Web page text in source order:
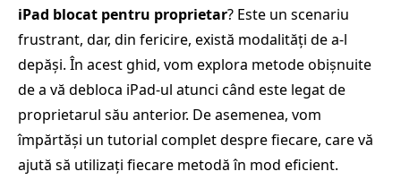
iPad blocat pentru proprietar? Este un scenariu
frustrant, dar, din fericire, există modalități de a-l
depăși. În acest ghid, vom explora metode obișnuite
de a vă debloca iPad-ul atunci când este legat de
proprietarul său anterior. De asemenea, vom
împărtăși un tutorial complet despre fiecare, care vă
ajută să utilizați fiecare metodă în mod eficient.